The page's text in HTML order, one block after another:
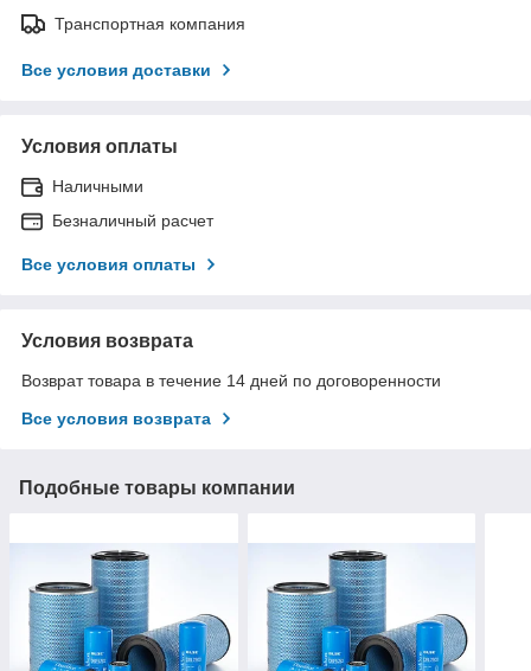
Транспортная компания
Все условия доставки
Условия оплаты
Наличными
Безналичный расчет
Все условия оплаты
Условия возврата
Возврат товара в течение 14 дней по договоренности
Все условия возврата
Подобные товары компании